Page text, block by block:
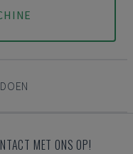
MET ONS OP!